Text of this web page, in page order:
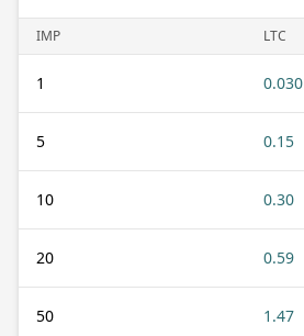
IMP LTC
1 0.030
5 0.15
10 0.30
20 0.59
50 1.47